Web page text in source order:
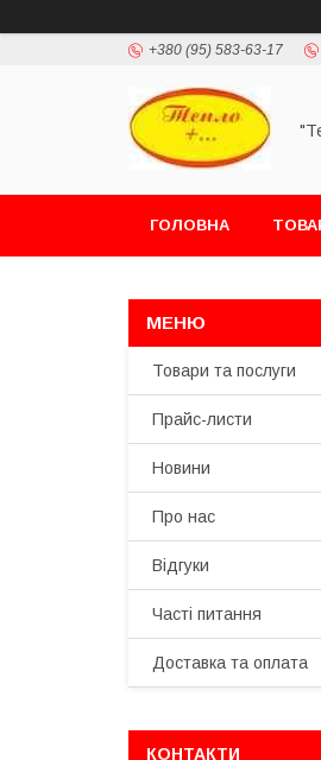
+380 (95) 583-63-17
ГОЛОВНА
Товари та послуги
Прайс-листи
Новини
Про нас
Відгуки
Часті питання
Доставка та оплата
КОНТАКТИ